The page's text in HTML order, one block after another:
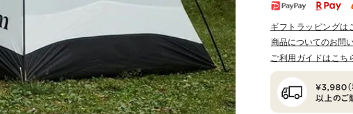
ギフトラッピングは
商品についてのお問
ご利用ガイドはこち